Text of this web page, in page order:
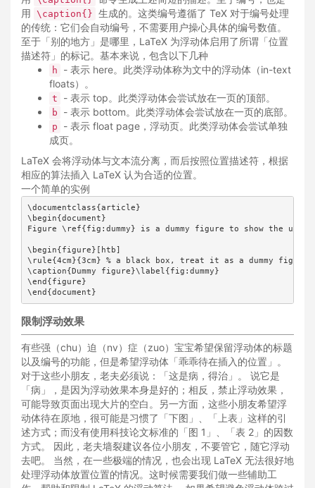
用 \caption{} 生成的。这类编号遵循了 TeX 对于编号处理
的传统：它们会自动编号，不需要用户操心具体的编号数值。
至于「别的地方」是哪里，LaTeX 为浮动体启用了所谓「位置
描述符」的标记。基本来说，包含以下几种
h
- 表示 here。此类浮动体称为文中的浮动体（in-text
floats）。
t - 表示 top。此类浮动体会尝试放在一页的顶部。
b - 表示 bottom。此类浮动体会尝试放在一页的底部。
p
- 表示 float page，浮动页。此类浮动体会尝试单独
成页。
LaTeX 会将浮动体与文本流分离，而后按照位置描述符，根据
相应的算法插入 LaTeX 认为合适的位置。
一个简单的实例
\documentclass{article}
\begin{document}
Figure \ref{fig:dummy} is a dummy figure to show the
\begin{figure}[htb]
\rule{4cm}{3cm} % a black box, treat it as a dummy figure
\caption{Dummy figure}\label{fig:dummy}
\end{figure}
限制浮动效果
有些强（chu）迫（nv）症（zuo）宝宝希望保留浮动体的标题
以及编号的功能，但是希望浮动体「乖乖待在插入的位置」。
对于这些小朋友，老夫必须说：「这是病，得治」。 说它是
「病」，是因为浮动效果本身是好的；相反，禁止浮动效果，
可能导致页面出现大片的空白。另一方面，这些小朋友希望浮
动体待在原地，很可能是习惯了「下图」、「上表」这样的引
述方式；而没有使用科技论文标准的「图 1」、「表 2」的因数
方式。 因此，老夫墙裂建议各位小朋友，不要管它，随它浮动
去吧。 当然，在一些极端的情况，也会出现 LaTeX 无法很好地
处理浮动体放置位置的情况。这时候需要我们做一些辅助工